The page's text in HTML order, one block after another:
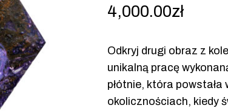
4,000.00zł
Odkryj drugi obraz z
unikalną pracę
płótnie, która powstała
okolicznościach, kiedy